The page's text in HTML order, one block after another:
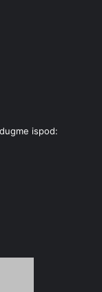
ispod: